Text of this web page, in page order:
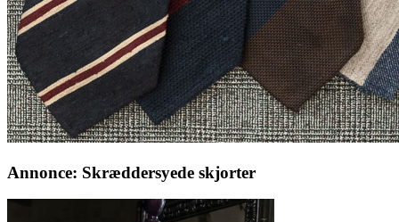
Annonce: Skræddersyede skjorter